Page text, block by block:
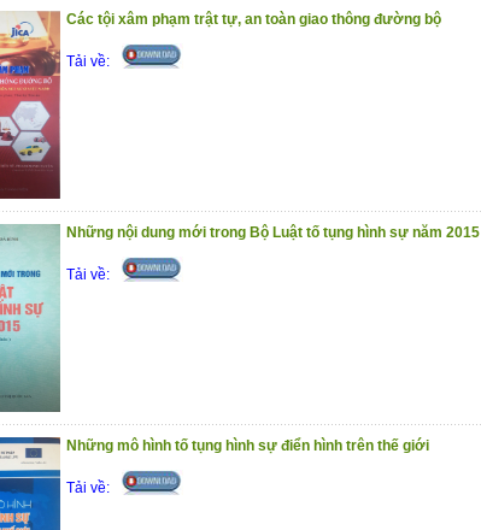
Các tội xâm phạm trật tự, an toàn giao thông đường bộ
Tải về:
Những nội dung mới trong Bộ Luật tố tụng hình sự năm 2015
Tải về:
Những mô hình tố tụng hình sự điển hình trên thế giới
Tải về: